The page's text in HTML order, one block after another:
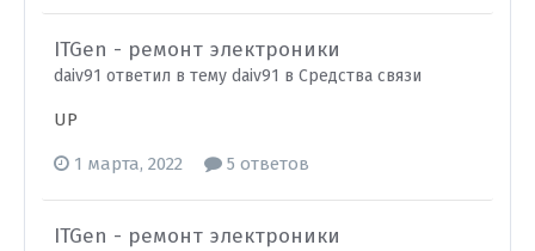
ITGen - ремонт электроники
daiv91 ответил в тему daiv91 в Средства связи
UP
1 марта, 2022 5 ответов
ITGen - ремонт электроники